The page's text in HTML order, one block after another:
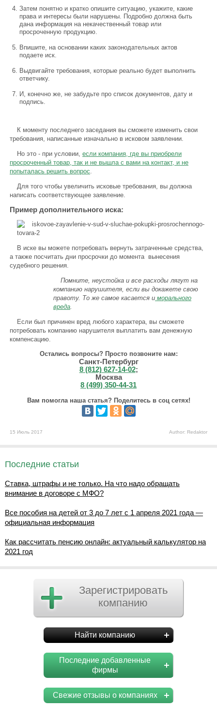
Затем понятно и кратко опишите ситуацию, укажите, какие
права и интересы были нарушены. Подробно должна быть
дана информация на некачественный товар или
просроченную продукцию.
Впишите, на основании каких законодательных актов
подаете иск.
Выдвигайте требования, которые реально будет выполнить
ответчику.
И, конечно же, не забудьте про список документов, дату и
подпись.
К моменту последнего заседания вы сможете изменить свои
требования, написанные изначально в исковом заявлении.
Но это - при условии, если компания, где вы приобрели
просроченный товар, так и не вышла с вами на контакт, и не
попыталась решить вопрос.
Для того чтобы увеличить исковые требования, вы должна
написать соответствующее заявление.
Пример дополнительного иска:
В иске вы можете потребовать вернуть затраченные средства,
а также посчитать дни просрочки до момента вынесения
судебного решения.
Помните, неустойка и все расходы лягут на
компанию нарушителя, если вы докажете свою
правоту. То же самое касается и морального
вреда.
Если был причинен вред любого характера, вы сможете
потребовать компанию нарушителя выплатить вам денежную
компенсацию.
Остались вопросы? Просто позвоните нам:
Санкт-Петербург
8 (812) 627-14-02;
Москва
8 (499) 350-44-31
Вам помогла наша статья? Поделитесь в соц сетях!
15 Июль 2017 Author: Redaktor
Последние статьи
Ставка, штрафы и не только. На что надо обращать
внимание в договоре с МФО?
Все пособия на детей от 3 до 7 лет с 1 апреля 2021 года —
официальная информация
Как рассчитать пенсию онлайн: актуальный калькулятор на
2021 год
Зарегистрировать
компанию
Найти компанию
Последние добавленные
фирмы
Свежие отзывы о компаниях